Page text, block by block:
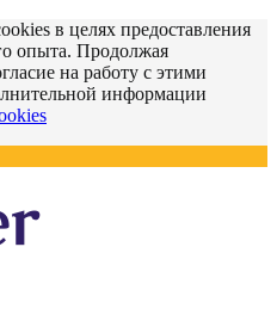
в целях предоставления
опыта. Продолжая
на работу с этими
информации